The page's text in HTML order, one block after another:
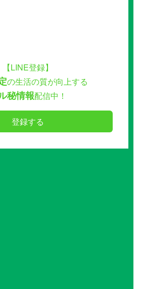
【LINE登録】
の生活の質が向上する
秘情報配信中！
登録する